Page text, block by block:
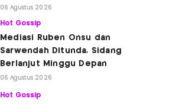
06 Agustus 2026
Hot Gossip
Mediasi Ruben Onsu dan
Sarwendah Ditunda, Sidang
Berlanjut Minggu Depan
06 Agustus 2026
Hot Gossip